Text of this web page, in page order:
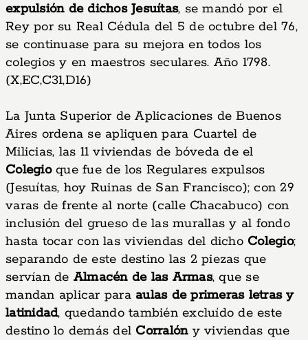
expulsión de dichos Jesuítas, se mandó por el
Rey por su Real Cédula del 5 de octubre del 76,
se continuase para su mejora en todos los
colegios y en maestros seculares. Año 1798.
(X,EC,C31,D16)
La Junta Superior de Aplicaciones de Buenos
Aires ordena se apliquen para Cuartel de
Milicias, las 11 viviendas de bóveda de el
Colegioque fue de los Regulares expulsos
(Jesuítas, hoy Ruinas de San Francisco); con 29
varas de frente al norte (calle Chacabuco) con
inclusión del grueso de las murallas y al fondo
hasta tocar con las viviendas del dicho Colegio;
separando de este destino las 2 piezas que
servían de Almacén de las Armas, que se
mandan aplicar para aulas de primeras letras y
latinidad, quedando también excluído de este
destino lo demás del Corralóny viviendas que